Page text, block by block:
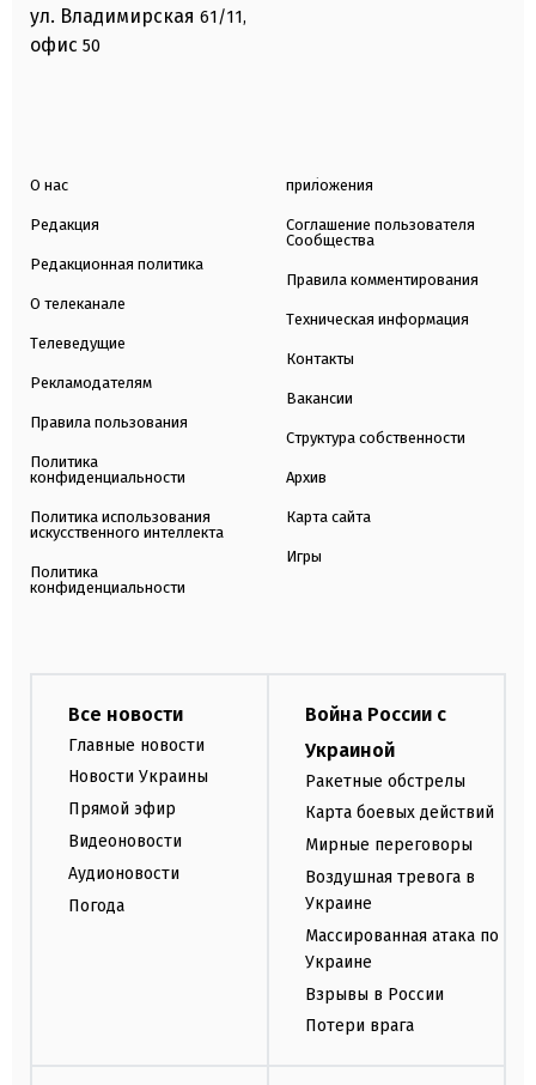
ул. Владимирская 61/11,
офис 50
О нас
Редакция
Редакционная политика
О телеканале
Телеведущие
Рекламодателям
Правила пользования
Политика
конфиденциальности
Политика использования
искусственного интеллекта
Политика
конфиденциальности
приложения
Соглашение пользователя
Сообщества
Правила комментирования
Техническая информация
Контакты
Вакансии
Структура собственности
Архив
Карта сайта
Игры
Все новости
Главные новости
Новости Украины
Прямой эфир
Видеоновости
Аудионовости
Погода
Война России с
Украиной
Ракетные обстрелы
Карта боевых действий
Мирные переговоры
Воздушная тревога в
Украине
Массированная атака по
Украине
Взрывы в России
Потери врага